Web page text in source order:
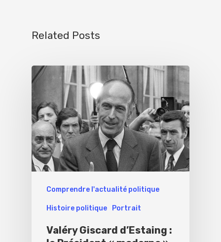
Related Posts
Comprendre l'actualité politique
Histoire politique Portrait
Valéry Giscard d’Estaing :